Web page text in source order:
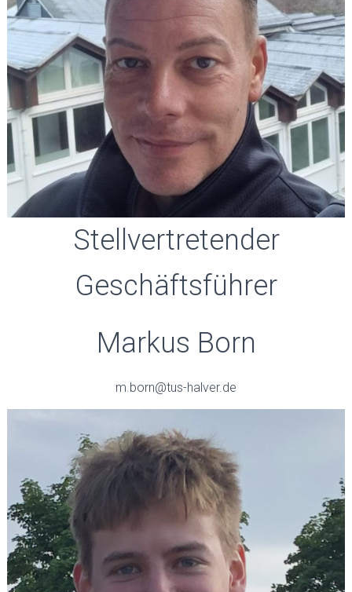
Stellvertretender
Geschäftsführer
Markus Born
m.born@tus-halver.de